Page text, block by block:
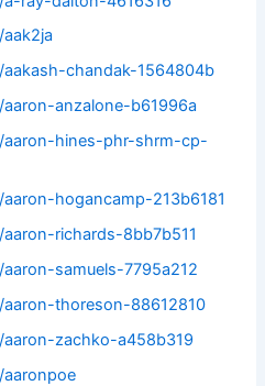
chandak-1564804b
anzalone-b61996a
hines-phr-shrm-cp-
hogancamp-213b6181
richards-8bb7b511
samuels-7795a212
thoreson-88612810
zachko-a458b319